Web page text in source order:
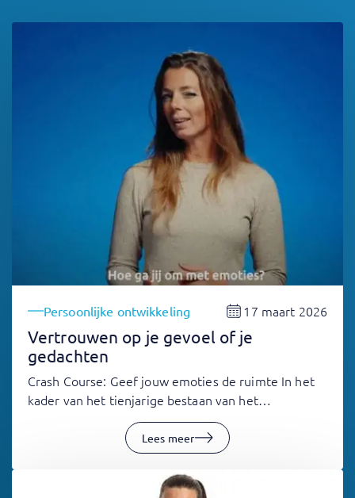
Persoonlijke ontwikkeling 17 maart 2026
Vertrouwen op je gevoel of je
gedachten
Crash Course: Geef jouw emoties de ruimte In het
kader van het tienjarige bestaan van het…
Lees meer